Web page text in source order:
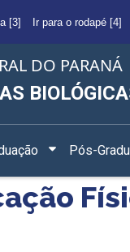
[3] Ir para o rodapé [4]
DO PARANÁ
Pós-